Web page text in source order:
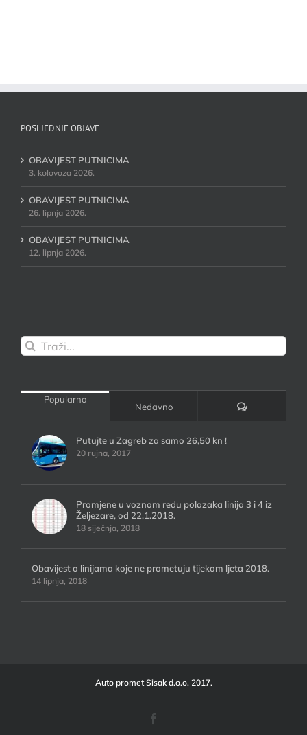
POSLJEDNJE OBJAVE
OBAVIJEST PUTNICIMA
3. kolovoza 2026.
OBAVIJEST PUTNICIMA
26. lipnja 2026.
OBAVIJEST PUTNICIMA
12. lipnja 2026.
Traži...
Popularno
Nedavno Komentari:
Putujte u Zagreb za samo 26,50 kn !
20 rujna, 2017
Promjene u voznom redu polazaka linija 3 i 4 iz
Željezare, od 22.1.2018.
18 siječnja, 2018
Obavijest o linijama koje ne prometuju tijekom ljeta 2018.
14 lipnja, 2018
Auto promet Sisak d.o.o. 2017.